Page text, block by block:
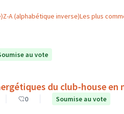
Z-A (alphabétique inverse)Les plus
au vote
du club-house en
0 Soumise au vote